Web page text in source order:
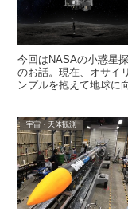
今回はNASAの小惑星
のお話。現在、オサイ
ンプルを抱えて地球に
宇宙・天体観測